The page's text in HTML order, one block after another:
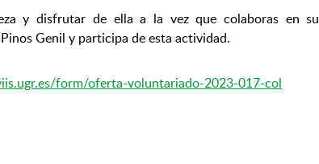
y disfrutar de ella a la vez que colaboras en su
Genil y participa de esta actividad.
form/oferta-voluntariado-2023-017-col